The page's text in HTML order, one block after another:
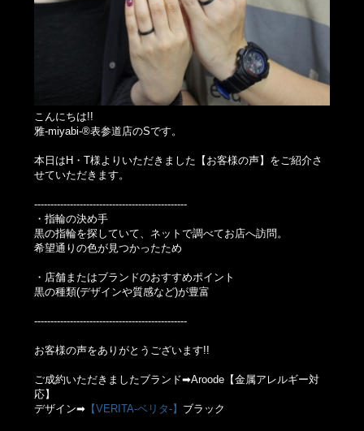
こんにちは!!
雅-miyabi-®表参道店のSです。
本日はH・T様よりいただきました【お客様の声】をご紹介さ
せていただきます。
-----------------------------------------------
・指輪の決め手
黒の指輪を探していて、ネットで調べてお店へ訪問。
希望通りの色が見つかったため
・店舗またはブランドのおすすめポイント
黒の種類(デザインや質感など)が豊富
-----------------------------------------------
お客様の声をありがとうございます!!
ご成約いただきましたブランド➡Aroode【金属アレルギー対
応】
デザイン➡ 【VERITA-ベリタ-】 ブラック